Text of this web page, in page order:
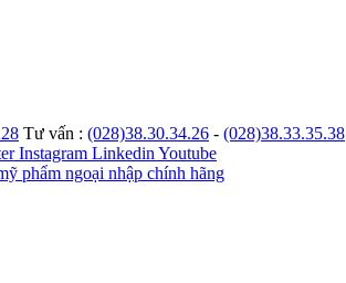
Tư vấn : (028)38.30.34.26 - (028)38.33.35.38
Instagram Linkedin Youtube